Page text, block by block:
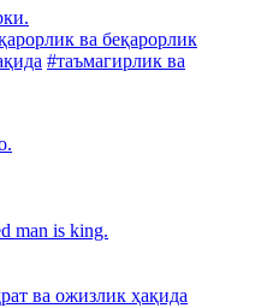
ва беқарорлик
#таъмагирлик ва
man is king.
ва ожизлик ҳақида